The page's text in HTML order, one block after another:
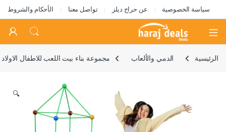
سياسة الخصوصية عن حراج ديلز تواصل معنا الأحكام والشروط
Open
الرئيسية الدمي والألعاب مجموعة بناء بيت اللعب للاطفال الاولاد والبنات بعمر من 4 حتى 10 سنوات، بيت لعب يدوي التركيب مع غطاء خيمة، العاب بناء للتعليم
🔍